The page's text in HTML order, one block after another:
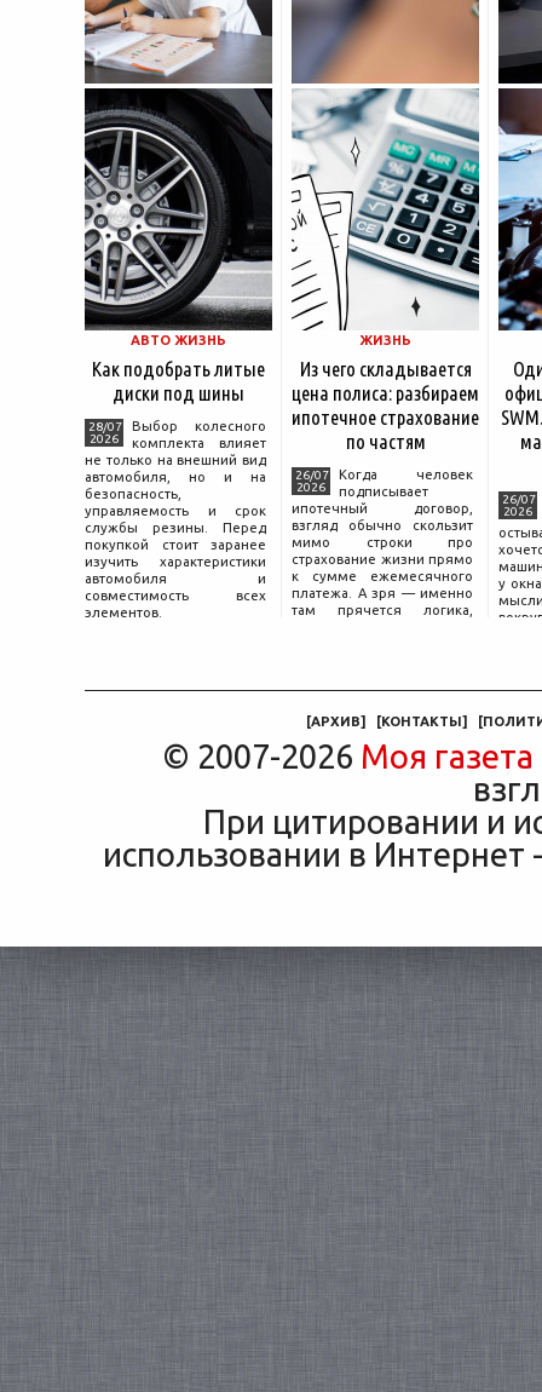
АВТО ЖИЗНЬ
Как подобрать литые
диски под шины
28/07
2026
Выбор колесного
комплекта влияет
не только на внешний вид
автомобиля, но и на
безопасность,
управляемость и срок
службы резины. Перед
покупкой стоит заранее
изучить характеристики
автомобиля и
совместимость всех
элементов.
ЖИЗНЬ
Из чего складывается
цена полиса: разбираем
ипотечное страхование
по частям
26/07
2026
Когда человек
подписывает
ипотечный договор,
взгляд обычно скользит
мимо строки про
страхование жизни прямо
к сумме ежемесячного
платежа. А зря — именно
там прячется логика,
26/07
2026
у
мысли
[АРХИВ] [КОНТАКТЫ] [
© 2007-2026 Моя газета
При цитировании и
использовании в Интернет